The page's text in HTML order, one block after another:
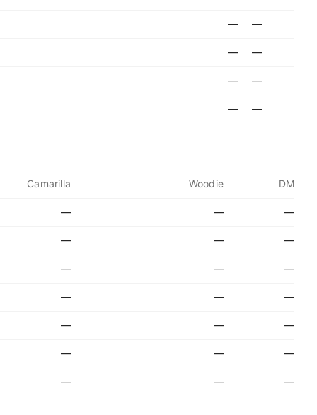
— —
— —
— —
— —
Camarilla Woodie DM
— — —
— — —
— — —
— — —
— — —
— — —
— — —